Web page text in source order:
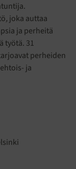
, joka auttaa
ja perheitä
työtä. 31
perheiden
ja